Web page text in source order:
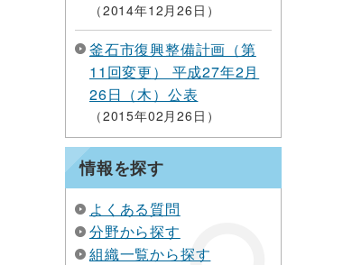
2014年12月26日
釜石市復興整備計画（第
11回変更） 平成27年2月
26日（木）公表
2015年02月26日
情報を探す
よくある質問
分野から探す
組織一覧から探す